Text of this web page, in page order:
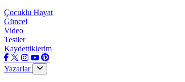
Çocuklu Hayat
Güncel
Video
Testler
Kaydettiklerim
Yazarlar